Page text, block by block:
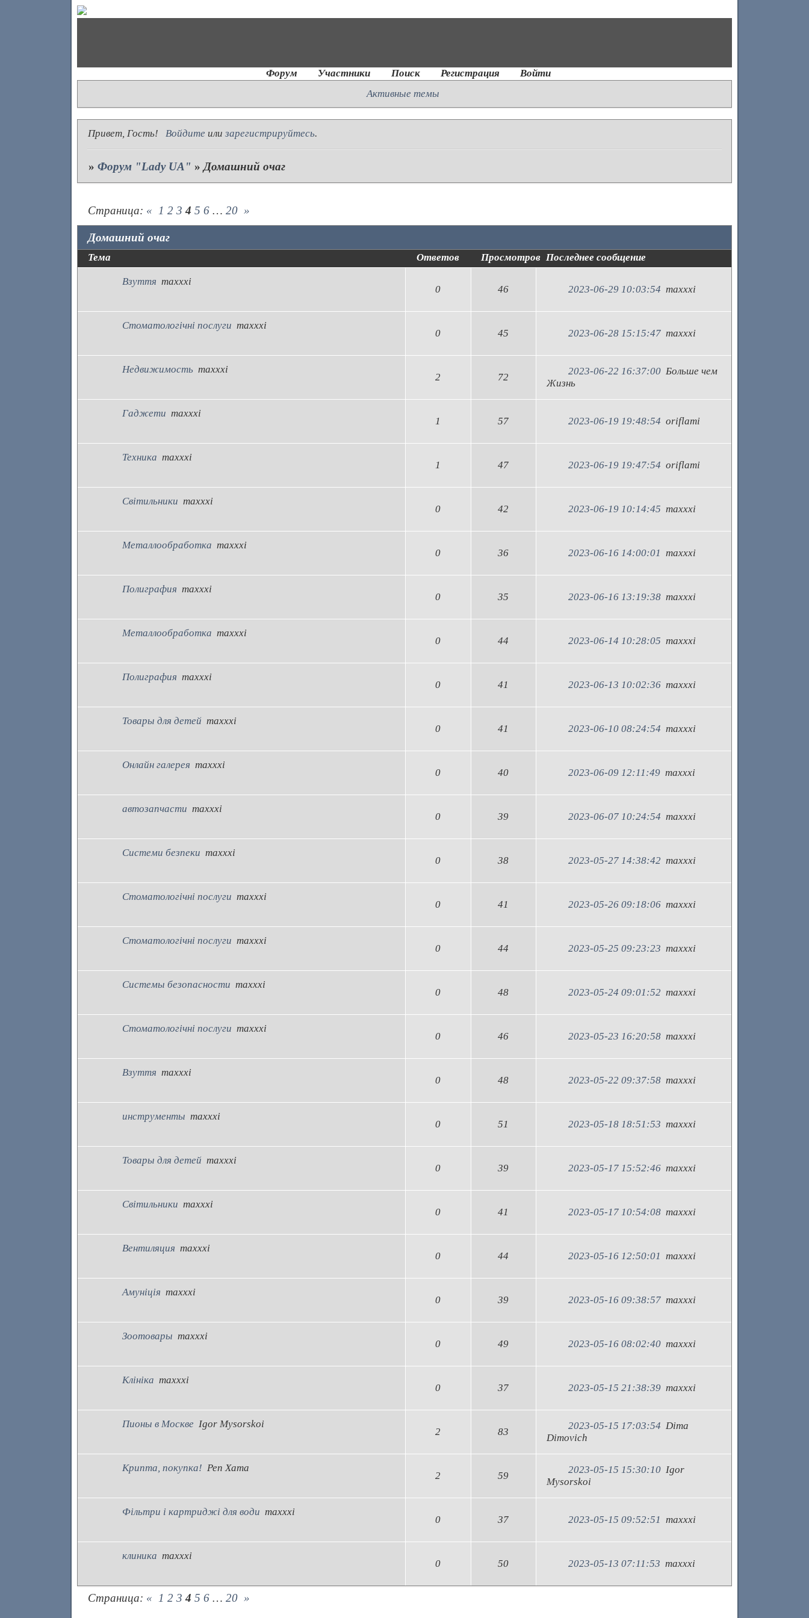
Форум Участники Поиск Регистрация
Войти
Активные темы
Привет, Гость! Войдите илизарегистрируйтесь.
»Форум "Lady UA" » Домашний очаг
Домашний очаг
Страница: « 1 2 3 4 5 6 … 20 »
Тема Ответов Просмотров Последнее сообщение
Взуття maxxxi
0 46 2023-06-29 10:03:54 maxxxi
Стоматологічні послуги maxxxi
0 45 2023-06-28 15:15:47 maxxxi
Недвижимость maxxxi
2 72
2023-06-22 16:37:00 Больше чем
Жизнь
Гаджети maxxxi
1 57 2023-06-19 19:48:54 oriflami
Техника maxxxi
1 47 2023-06-19 19:47:54 oriflami
Світильники maxxxi
0 42 2023-06-19 10:14:45 maxxxi
Металлообработка maxxxi
0 36 2023-06-16 14:00:01 maxxxi
Полиграфия maxxxi
0 35 2023-06-16 13:19:38 maxxxi
Металлообработка maxxxi
0 44 2023-06-14 10:28:05 maxxxi
Полиграфия maxxxi
0 41 2023-06-13 10:02:36 maxxxi
Товары для детей maxxxi
0 41 2023-06-10 08:24:54 maxxxi
Онлайн галерея maxxxi
0 40 2023-06-09 12:11:49 maxxxi
автозапчасти maxxxi
0 39 2023-06-07 10:24:54 maxxxi
Системи безпеки maxxxi
0 38 2023-05-27 14:38:42 maxxxi
Стоматологічні послуги maxxxi
0 41 2023-05-26 09:18:06 maxxxi
Стоматологічні послуги maxxxi
0 44 2023-05-25 09:23:23 maxxxi
Системы безопасности maxxxi
0 48 2023-05-24 09:01:52 maxxxi
Стоматологічні послуги maxxxi
0 46 2023-05-23 16:20:58 maxxxi
Взуття maxxxi
0 48 2023-05-22 09:37:58 maxxxi
инструменты maxxxi
0 51 2023-05-18 18:51:53 maxxxi
Товары для детей maxxxi
0 39 2023-05-17 15:52:46 maxxxi
Світильники maxxxi
0 41 2023-05-17 10:54:08 maxxxi
Вентиляция maxxxi
0 44 2023-05-16 12:50:01 maxxxi
Амуніція maxxxi
0 39 2023-05-16 09:38:57 maxxxi
Зоотовары maxxxi
0 49 2023-05-16 08:02:40 maxxxi
Клініка maxxxi
0 37 2023-05-15 21:38:39 maxxxi
Пионы в Москве Igor Mysorskoi
2 83
2023-05-15 17:03:54 Dima
Dimovich
Крипта, покупка! Реп Хата
2 59
2023-05-15 15:30:10 Igor
Mysorskoi
Фільтри і картриджі для води maxxxi
0 37 2023-05-15 09:52:51 maxxxi
клиника maxxxi
0 50 2023-05-13 07:11:53 maxxxi
Страница: « 1 2 3 4 5 6 … 20 »